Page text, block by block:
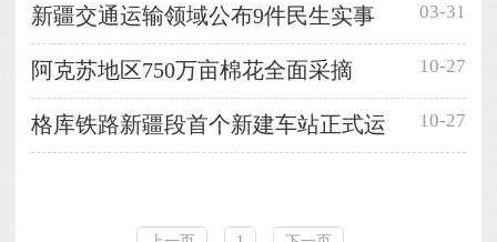
新疆交通运输领域公布9件民生实事 03-31
阿克苏地区750万亩棉花全面采摘 10-27
格库铁路新疆段首个新建车站正式运 10-27